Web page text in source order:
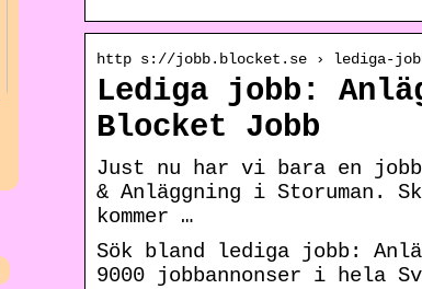
http s://jobb.blocket.se › lediga-
Lediga jobb:
Blocket Jobb
Just nu har vi bara en
& Anläggning i Storuman.
kommer …
Sök bland lediga jobb:
9000 jobbannonser i hela